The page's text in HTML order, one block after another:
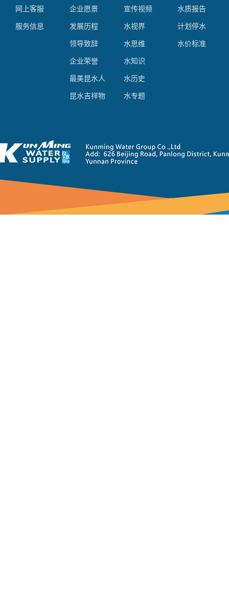
网上客服
服务信息
企业愿景
发展历程
领导致辞
企业荣誉
最美昆水人
昆水吉祥物
宣传视频
水视界
水思维
水知识
水历史
水专题
水质报告
计划停水
水价标准